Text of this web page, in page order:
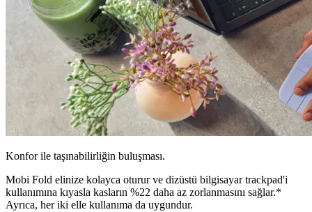
Konfor ile taşınabilirliğin buluşması.
Mobi Fold elinize kolayca oturur ve dizüstü bilgisayar trackpad'i
kullanımına kıyasla kasların %22 daha az zorlanmasını sağlar.*
Ayrıca, her iki elle kullanıma da uygundur.